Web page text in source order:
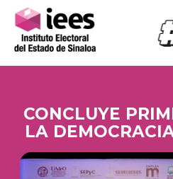
CONCLUYE
LA